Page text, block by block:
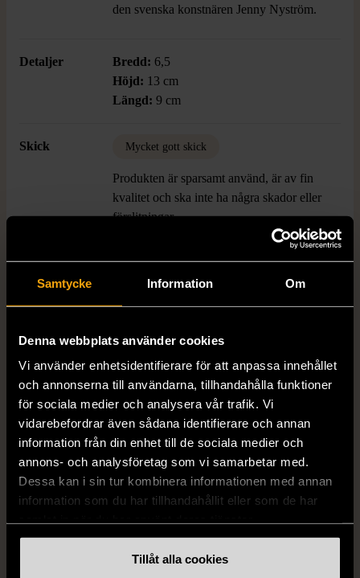
Samtycke Information Om
Denna webbplats använder cookies
Vi använder enhetsidentifierare för att anpassa innehållet
och annonserna till användarna, tillhandahålla funktioner
för sociala medier och analysera vår trafik. Vi
vidarebefordrar även sådana identifierare och annan
information från din enhet till de sociala medier och
annons- och analysföretag som vi samarbetar med.
Dessa kan i sin tur kombinera informationen med annan
information som du har tillhandahållit eller som de har
Tillåt alla cookies
den svenska konstnären Jenny Nyström.
Detaljer Bredd: 6,5
Höjd: 13 cm
Längd: 9 cm
Skick Mycket gott skick
Produkten är sparsamt använd, är av fin
kvalitet och ska inte ha några skador eller
förslitningar.
Dimensions
Material Porslin
Produkten är unik och finns enbart som 1 st i lager.
Fri frakt på alla köp över 990 kr.
14 dagars ångerrät.